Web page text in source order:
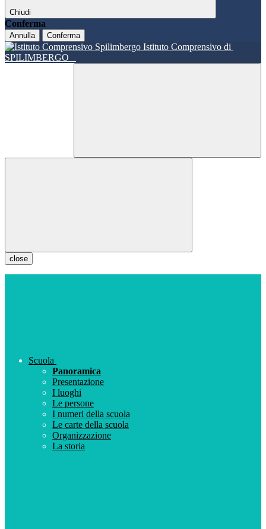
Chiudi
Conferma
Annulla Conferma
Istituto Comprensivo di
SPILIMBERGO
close
Scuola
Panoramica
Presentazione
I luoghi
Le persone
I numeri della scuola
Le carte della scuola
Organizzazione
La storia